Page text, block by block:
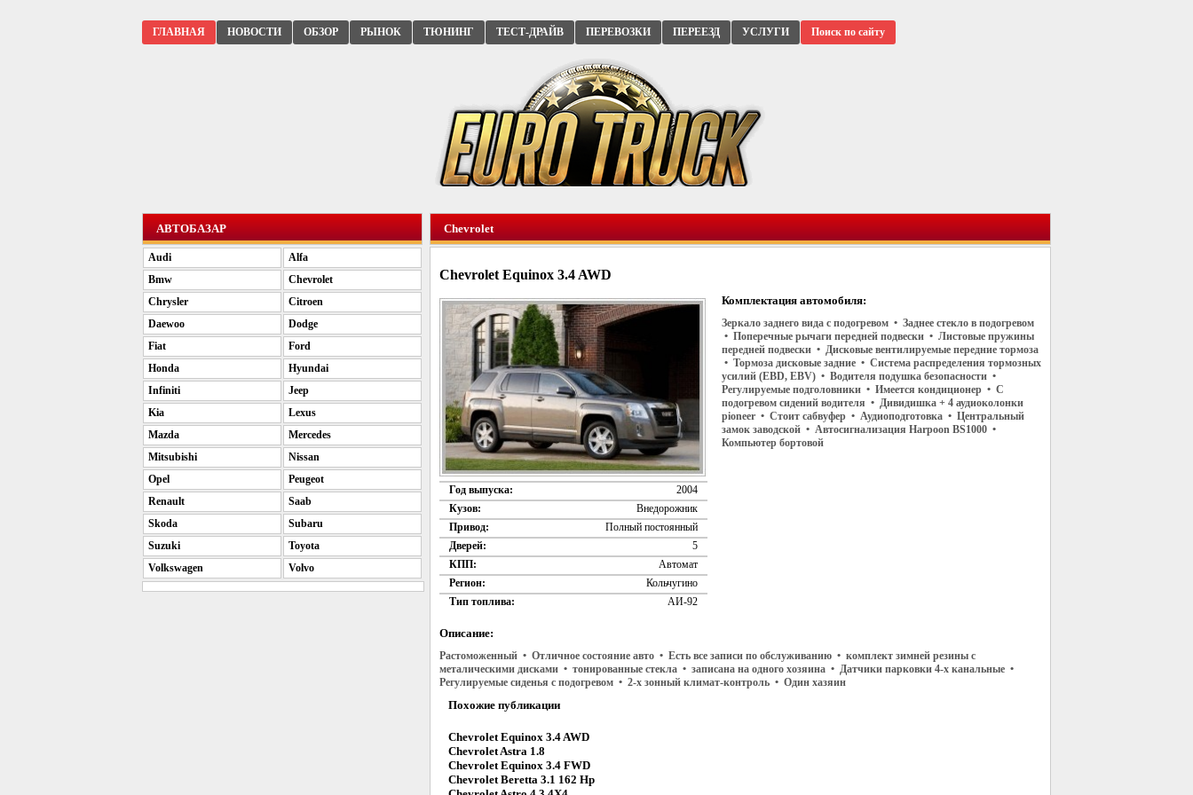
ГЛАВНАЯ НОВОСТИ ОБЗОР РЫНОК ТЮНИНГ ТЕСТ-ДРАЙВ ПЕРЕВОЗКИ ПЕРЕЕЗД УСЛУГИ Поиск по сайту
Chevrolet
Chevrolet Equinox 3.4 AWD
Год выпуска:
2004
Кузов:
Внедорожник
Привод:
Полный постоянный
Дверей:
5
КПП:
Автомат
Регион:
Кольчугино
Тип топлива:
АИ-92
Комплектация автомобиля:
Зеркало заднего вида с подогревом • Заднее стекло в подогревом
• Поперечные рычаги передней подвески • Листовые пружины
передней подвески • Дисковые вентилируемые передние тормоза
• Тормоза дисковые задние • Система распределения тормозных
усилий (EBD, EBV) • Водителя подушка безопасности •
Регулируемые подголовники • Имеется кондиционер • С
подогревом сидений водителя • Дивидишка + 4 аудиоколонки
pioneer • Стоит сабвуфер • Аудиоподготовка • Центральный
замок заводской • Автосигнализация Harpoon BS1000 •
Компьютер бортовой
Описание:
Растоможенный • Отличное состояние авто • Есть все записи по обслуживанию • комплект зимней резины с
металическими дисками • тонированные стекла • записана на одного хозяина • Датчики парковки 4-х канальные •
Регулируемые сиденья с подогревом • 2-х зонный климат-контроль • Один хазяин
Похожие публикации
Chevrolet Equinox 3.4 AWD
Chevrolet Astra 1.8
Chevrolet Equinox 3.4 FWD
Chevrolet Beretta 3.1 162 Hp
АВТОБАЗАР
Audi
Alfa
Bmw
Chevrolet
Chrysler
Citroen
Daewoo
Dodge
Fiat
Ford
Honda
Hyundai
Infiniti
Jeep
Kia
Lexus
Mazda
Mercedes
Mitsubishi
Nissan
Opel
Peugeot
Renault
Saab
Skoda
Subaru
Suzuki
Toyota
Volkswagen
Volvo